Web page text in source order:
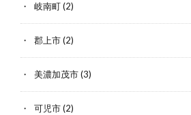
岐南町(2)
郡上市(2)
美濃加茂市(3)
可児市(2)